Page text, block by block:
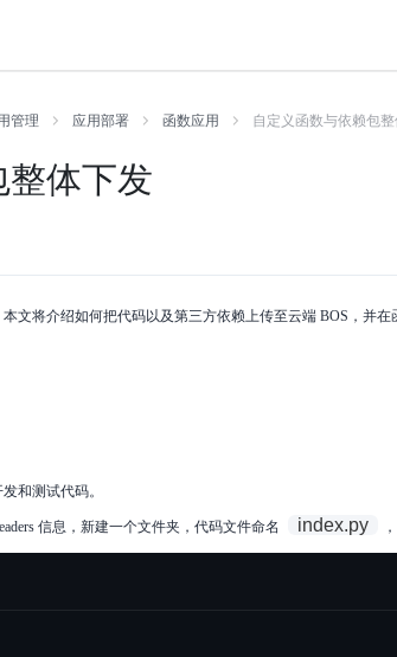
管理 应用部署 函数应用 自定义函数与依赖包
整体下发
文将介绍如何把代码以及第三方依赖上传至云端 BOS，并
和测试代码。
信息，新建一个文件夹，代码文件命名 index.py